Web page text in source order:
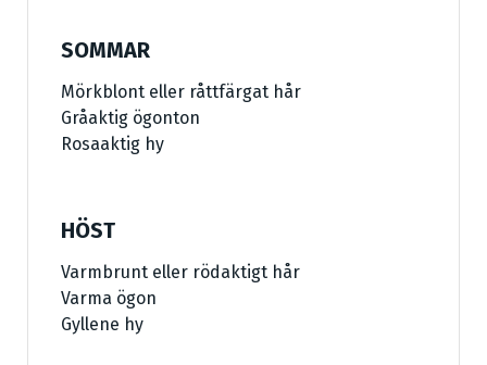
SOMMAR
Mörkblont eller råttfärgat hår
Gråaktig ögonton
Rosaaktig hy
HÖST
Varmbrunt eller rödaktigt hår
Varma ögon
Gyllene hy